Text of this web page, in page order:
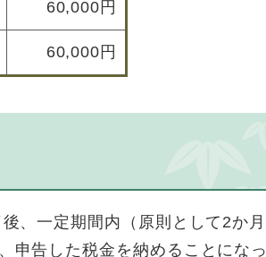
60,000円
60,000円
、一定期間内（原則として2か月
申告した税金を納めることになっ